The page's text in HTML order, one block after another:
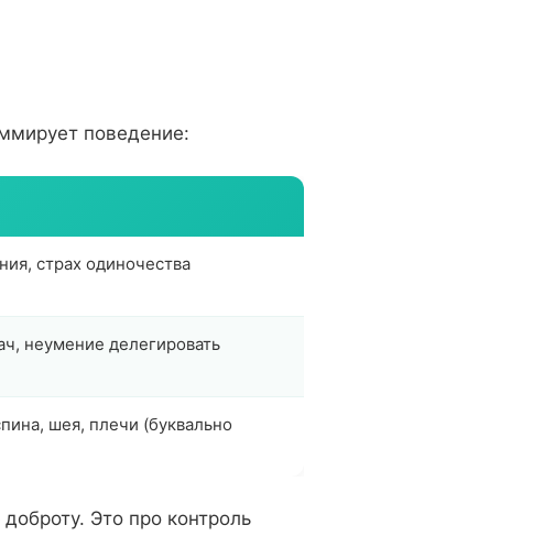
поведение:
страх одиночества
неумение делегировать
шея, плечи (буквально
Это про контроль